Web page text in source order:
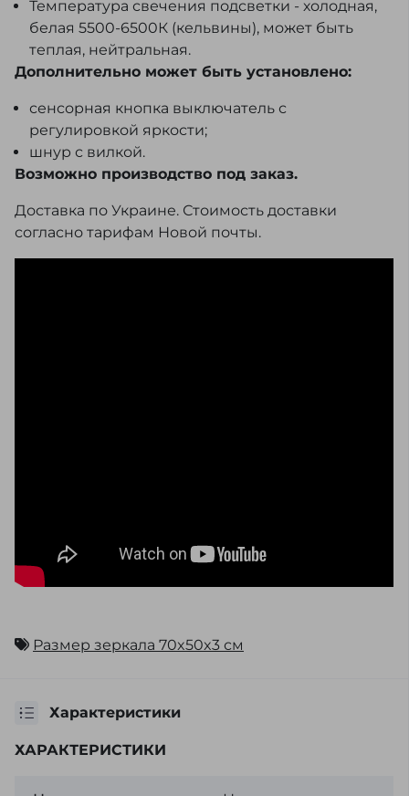
Температура свечения подсветки - холодная,
белая 5500-6500К (кельвины), может быть
теплая, нейтральная.
Дополнительно может быть установлено:
сенсорная кнопка выключатель с
регулировкой яркости;
шнур с вилкой.
Возможно производство под заказ.
Доставка по Украине. Стоимость доставки
согласно тарифам Новой почты.
Размер зеркала 70x50x3 см
Характеристики
ХАРАКТЕРИСТИКИ